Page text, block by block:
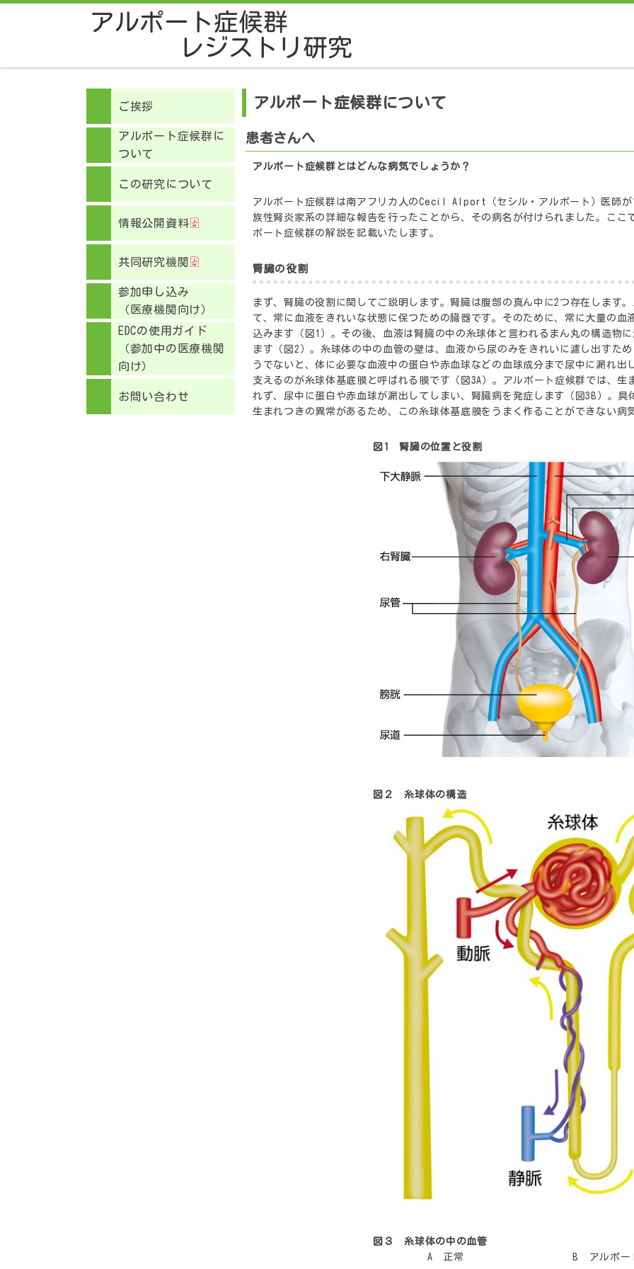
ご挨拶
アルポート症候群に
ついて
この研究について
情報公開資料
共同研究機関
参加申し込み
（医療機関向け）
EDCの使用ガイド
（参加中の医療機関
向け）
お問い合わせ
アルポート症候群について
患者さんへ
アルポート症候群とはどんな病気でしょうか？
アルポート症候群は南アフリカ人のCecil Alport（セシル・アルポート）医
族性腎炎家系の詳細な報告を行ったことから、その病名が付けられました。ここ
ポート症候群の解説を記載いたします。
腎臓の役割
まず、腎臓の役割に関してご説明します。腎臓は腹部の真ん中に2つ存在します
て、常に血液をきれいな状態に保つための臓器です。そのために、常に大量の
込みます（図1）。その後、血液は腎臓の中の糸球体と言われるまん丸の構造物
ます（図2）。糸球体の中の血管の壁は、血液から尿のみをきれいに濾し出すた
うでないと、体に必要な血液中の蛋白や赤血球などの血球成分まで尿中に漏れ
支えるのが糸球体基底膜と呼ばれる膜です（図3A）。アルポート症候群では、
れず、尿中に蛋白や赤血球が漏出してしまい、腎臓病を発症します（図3B）。
生まれつきの異常があるため、この糸球体基底膜をうまく作ることができない病
図1 腎臓の位置と役割
図２ 糸球体の構造
図３ 糸球体の中の血管
A 正常
B アルポー